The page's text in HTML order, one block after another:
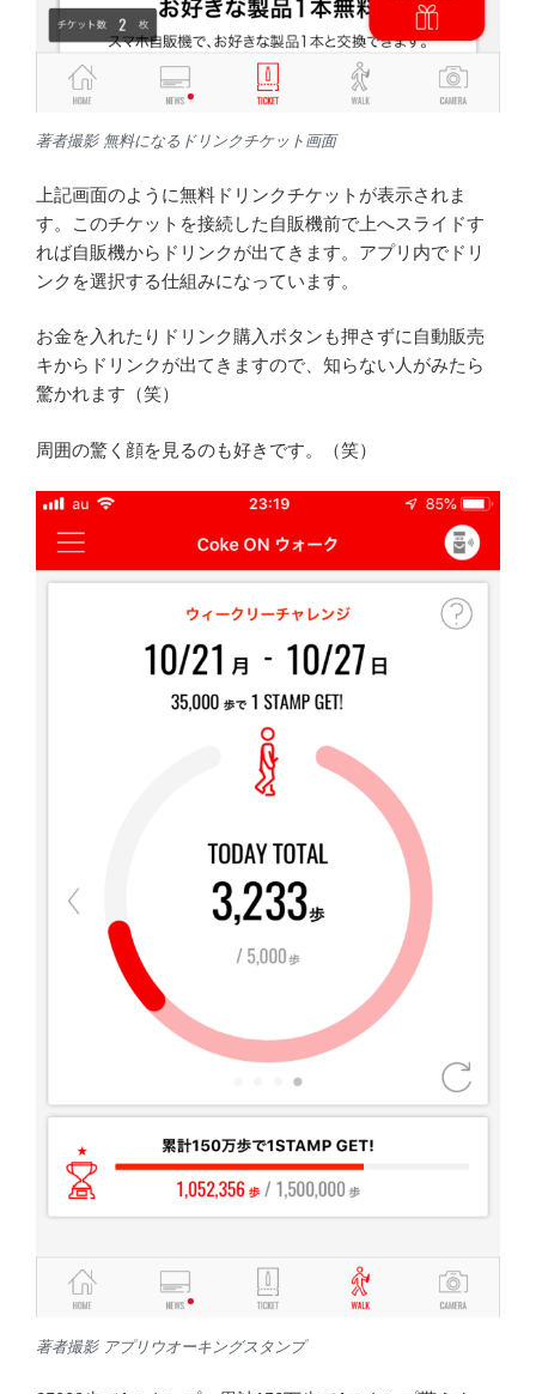
著者撮影 無料になるドリンクチケット画面
上記画面のように無料ドリンクチケットが表示されま
す。このチケットを接続した自販機前で上へスライドす
れば自販機からドリンクが出てきます。アプリ内でドリ
ンクを選択する仕組みになっています。
お金を入れたりドリンク購入ボタンも押さずに自動販売
キからドリンクが出てきますので、知らない人がみたら
驚かれます（笑）
周囲の驚く顔を見るのも好きです。（笑）
著者撮影 アプリウオーキングスタンプ